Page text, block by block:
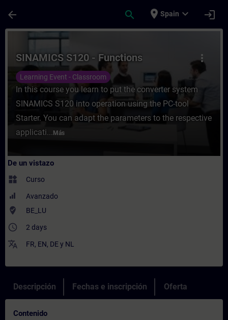
arrow_back search place Spain expand_more login
Curso - SINAMICS S120 - Functions -
more_vert
SINAMICS S120 - Functions
Learning Event - Classroom
In this course you learn to put the converter system
SINAMICS S120 into operation using the PC-tool
Starter. You can adapt the parameters to the respective
applicati... Más
De un vistazo
widgets Curso
Avanzado
where_to_vote BE_LU
access_time 2 days
translate FR, EN, DEy NL
Descripción Fechas e inscripción Oferta
Contenido